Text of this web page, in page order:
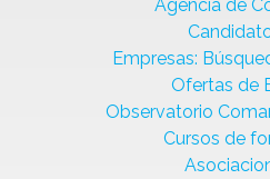
Agencia de
Empresas:
Ofertas de
Observatorio
Cursos de